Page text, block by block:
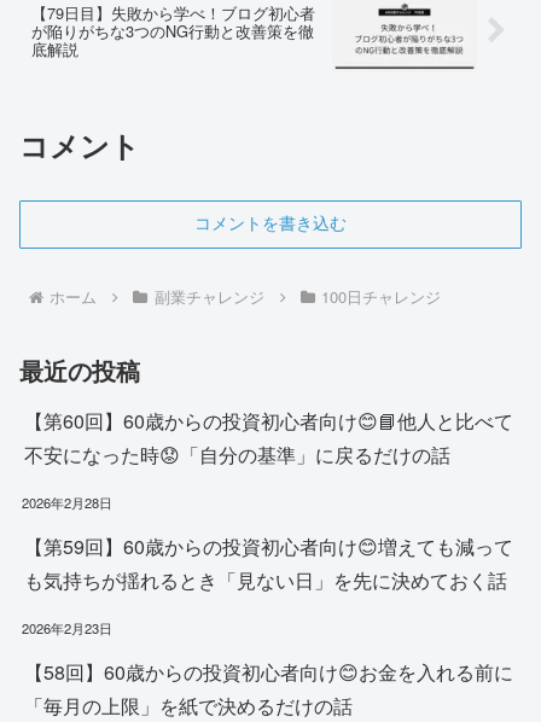
【79日目】失敗から学べ！ブログ初心者
が陥りがちな3つのNG行動と改善策を徹
底解説
コメント
コメントを書き込む
ホーム 副業チャレンジ 100日チャレンジ
最近の投稿
【第60回】60歳からの投資初心者向け😊📘他人と比べて
不安になった時😟「自分の基準」に戻るだけの話
2026年2月28日
【第59回】60歳からの投資初心者向け😊増えても減って
も気持ちが揺れるとき「見ない日」を先に決めておく話
2026年2月23日
【58回】60歳からの投資初心者向け😊お金を入れる前に
「毎月の上限」を紙で決めるだけの話